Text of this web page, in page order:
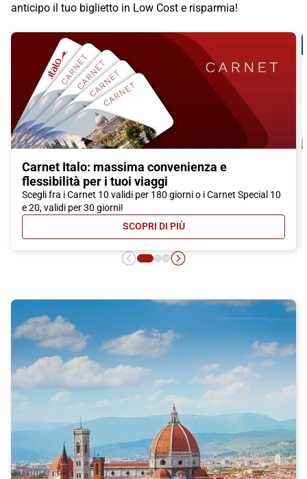
anticipo il tuo biglietto in Low Cost e risparmia!
Carnet Italo: massima convenienza e
flessibilità per i tuoi viaggi
Scegli fra i Carnet 10 validi per 180 giorni o i Carnet Special 10
e 20, validi per 30 giorni!
SCOPRI DI PIÙ- CARNET ITALO: MASSIMA